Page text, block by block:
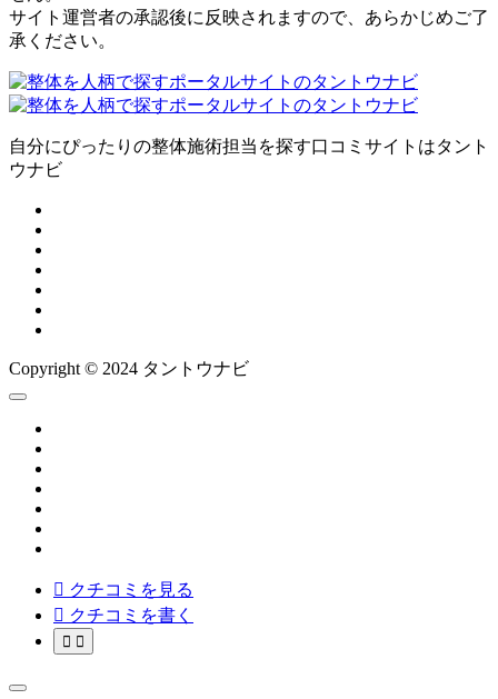
サイト運営者の承認後に反映されますので、あらかじめご了
承ください。
自分にぴったりの整体施術担当を探す口コミサイトはタント
ウナビ
Copyright © 2024 タントウナビ
 クチコミを見る
 クチコミを書く
 